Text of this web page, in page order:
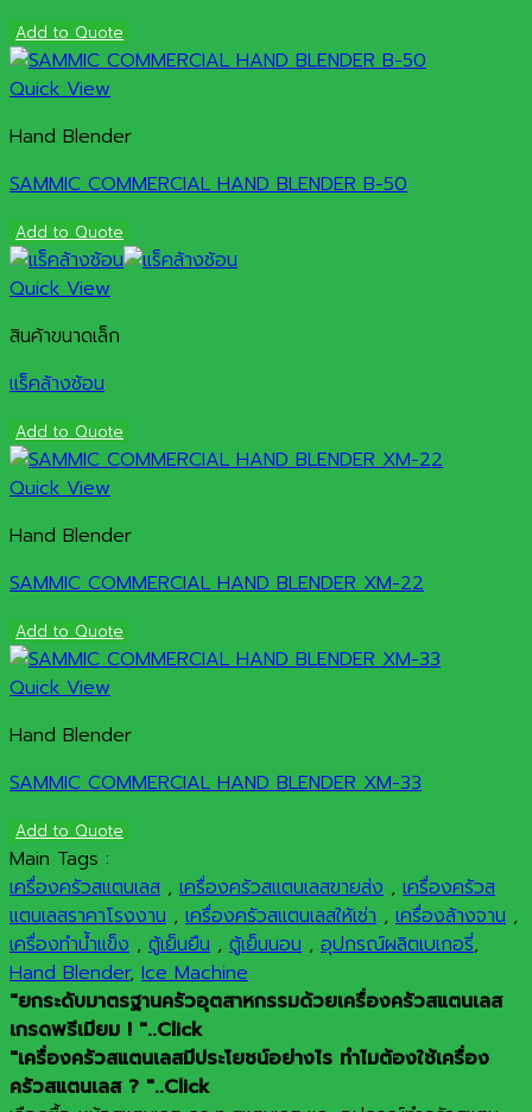
Add to Quote
Quick View
Hand Blender
SAMMIC COMMERCIAL HAND BLENDER B-50
Add to Quote
Quick View
สินค้าขนาดเล็ก
แร็คล้างช้อน
Add to Quote
Quick View
Hand Blender
SAMMIC COMMERCIAL HAND BLENDER XM-22
Add to Quote
Quick View
Hand Blender
SAMMIC COMMERCIAL HAND BLENDER XM-33
Add to Quote
Main Tags :
เครื่องครัวสแตนเลส , เครื่องครัวสแตนเลสขายส่ง , เครื่องครัวส
แตนเลสราคาโรงงาน , เครื่องครัวสแตนเลสให้เช่า , เครื่องล้างจาน ,
เครื่องทำน้ำแข็ง , ตู้เย็นยืน , ตู้เย็นนอน , อุปกรณ์ผลิตเบเกอรี่,
Hand Blender, Ice Machine
"ยกระดับมาตรฐานครัวอุตสาหกรรมด้วยเครื่องครัวสแตนเลส
เกรดพรีเมียม ! "..Click
"เครื่องครัวสแตนเลสมีประโยชน์อย่างไร ทำไมต้องใช้เครื่อง
ครัวสแตนเลส ? "..Click